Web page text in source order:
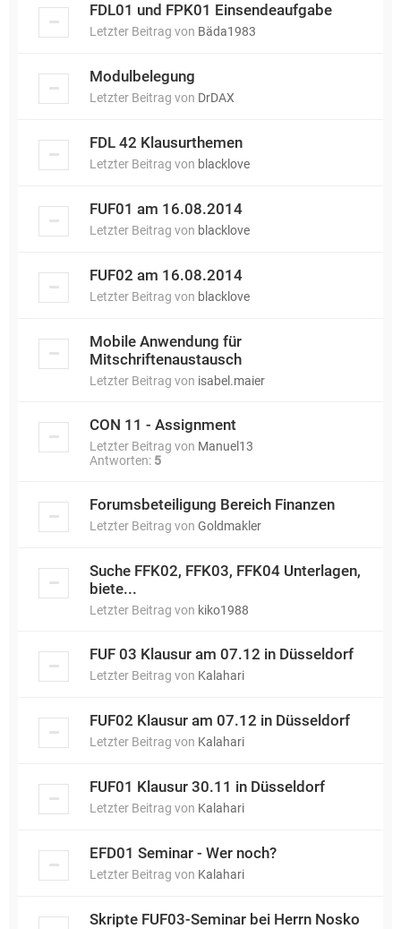
FDL01 und FPK01 Einsendeaufgabe
Letzter Beitrag von Bäda1983
Modulbelegung
Letzter Beitrag von DrDAX
FDL 42 Klausurthemen
Letzter Beitrag von blacklove
FUF01 am 16.08.2014
Letzter Beitrag von blacklove
FUF02 am 16.08.2014
Letzter Beitrag von blacklove
Mobile Anwendung für
Mitschriftenaustausch
Letzter Beitrag von isabel.maier
CON 11 - Assignment
Letzter Beitrag von Manuel13
Antworten: 5
Forumsbeteiligung Bereich Finanzen
Letzter Beitrag von Goldmakler
Suche FFK02, FFK03, FFK04 Unterlagen,
biete...
Letzter Beitrag von kiko1988
FUF 03 Klausur am 07.12 in Düsseldorf
Letzter Beitrag von Kalahari
FUF02 Klausur am 07.12 in Düsseldorf
Letzter Beitrag von Kalahari
FUF01 Klausur 30.11 in Düsseldorf
Letzter Beitrag von Kalahari
EFD01 Seminar - Wer noch?
Letzter Beitrag von Kalahari
Skripte FUF03-Seminar bei Herrn Nosko